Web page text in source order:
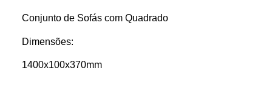
Conjunto de Sofás com Quadrado
Dimensões:
1400x100x370mm